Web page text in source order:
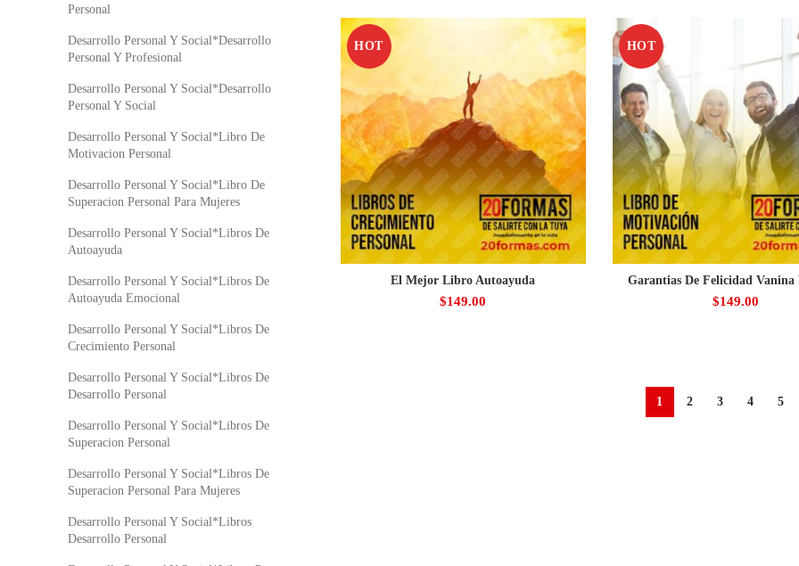
HOT
El Mejor Libro Autoayuda
$149.00
HOT
Garantias De Felicidad Vanina
$149.00
1 2 3 4 5
Personal
Desarrollo Personal Y Social*Desarrollo
Personal Y Profesional
Desarrollo Personal Y Social*Desarrollo
Personal Y Social
Desarrollo Personal Y Social*Libro De
Motivacion Personal
Desarrollo Personal Y Social*Libro De
Superacion Personal Para Mujeres
Desarrollo Personal Y Social*Libros De
Autoayuda
Desarrollo Personal Y Social*Libros De
Autoayuda Emocional
Desarrollo Personal Y Social*Libros De
Crecimiento Personal
Desarrollo Personal Y Social*Libros De
Desarrollo Personal
Desarrollo Personal Y Social*Libros De
Superacion Personal
Desarrollo Personal Y Social*Libros De
Superacion Personal Para Mujeres
Desarrollo Personal Y Social*Libros
Desarrollo Personal